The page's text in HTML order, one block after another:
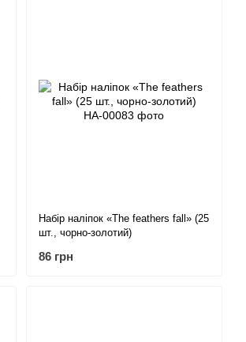
Набір наліпок «The feathers fall» (25
шт., чорно-золотий)
86 грн